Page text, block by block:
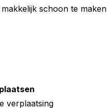
schoon te maken
verplaatsing